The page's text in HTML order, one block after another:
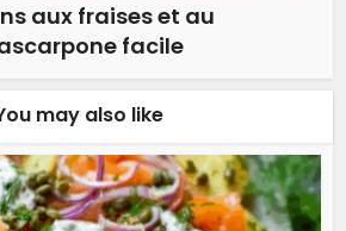
aux fraises et au
facile
may also like